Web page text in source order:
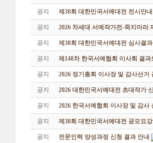
공지 제38회 대한민국서예대전 전시안내
공지 2026 차세대 서예작가전-죽지마라
공지 제38회 대한민국서예대전 심사결과
공지 제148차 한국서예협회 이사회 결과
공지 2026 정기총회 이사장 및 감사선거
공지 2026 대한민국서예대전 초대작가
공지 2026 한국서예협회 이사장 및 감사
공지 제38회 대한민국서예대전 공모요
공지 전문인력 양성과정 신청 결과 안내